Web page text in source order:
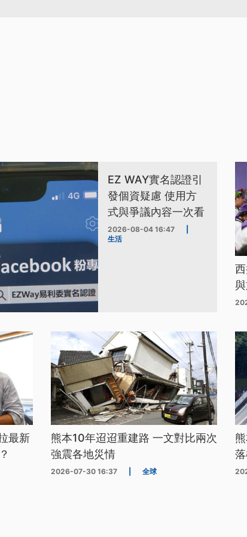
EZ WAY實名認證引
發個資疑慮 使用方
式與爭議內容一次看
2026-08-04 16:47
生活
最新
熊本10年迢迢重建路 一文對比兩次
強震各地災情
2026-07-30 16:37 全球